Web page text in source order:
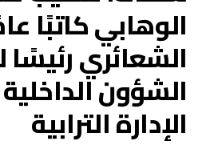
الوهابي كاتبًا
الشعائري
الشؤون
الإدارة الترابية